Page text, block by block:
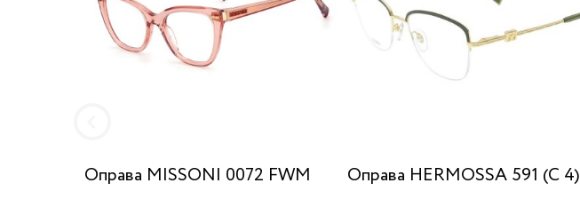
Оправа MISSONI 0072 FWM Оправа HERMOSSA 591 (C 4)